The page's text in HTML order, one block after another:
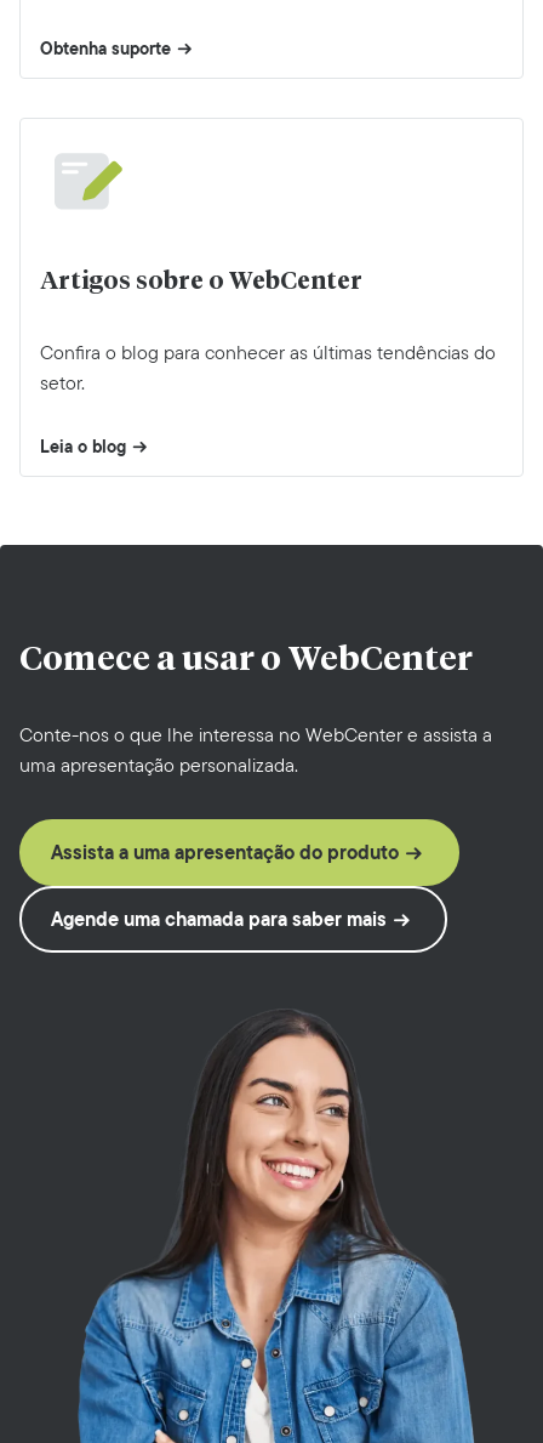
Obtenha suporte
Artigos sobre o WebCenter
Confira o blog para conhecer as últimas tendências do
setor.
Leia o blog
Comece a usar o WebCenter
Conte-nos o que lhe interessa no WebCenter e assista a
uma apresentação personalizada.
Assista a uma apresentação do produto
Agende uma chamada para saber mais